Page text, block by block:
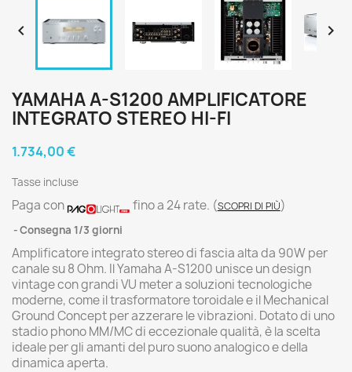
 
YAMAHA A-S1200 AMPLIFICATORE
INTEGRATO STEREO HI-FI
1.734,00 €
Tasse incluse
Paga con fino a 24 rate. (SCOPRI DI PIÙ)
Consegna 1/3 giorni
Amplificatore integrato stereo di fascia alta da 90W per
canale su 8 Ohm. Il Yamaha A-S1200 unisce un design
vintage con grandi VU meter a soluzioni tecnologiche
moderne, come il trasformatore toroidale e il Mechanical
Ground Concept per azzerare le vibrazioni. Dotato di uno
stadio phono MM/MC di eccezionale qualità, è la scelta
ideale per gli amanti del puro suono analogico e della
dinamica aperta.